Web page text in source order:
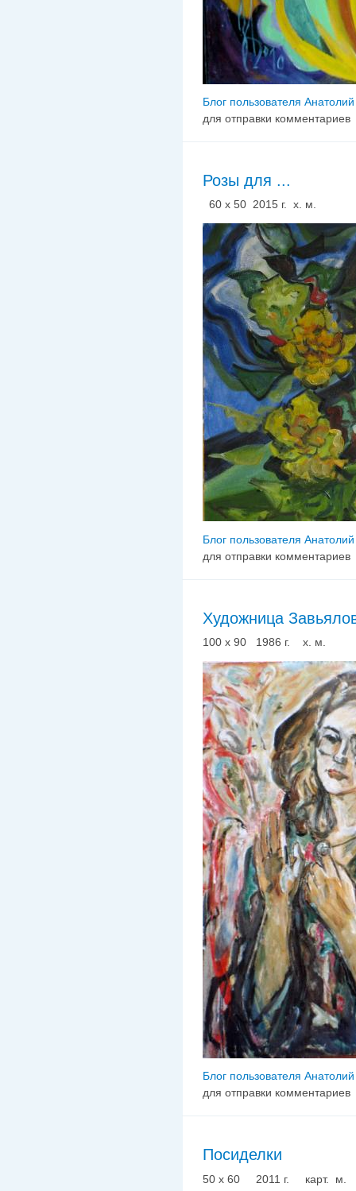
Блог пользователя
для отправки комментариев
Розы для ...
60 х 50 2015 г. х. м.
Блог пользователя
для отправки комментариев
Художница
100 х 90 1986 г. х. м.
Блог пользователя
для отправки комментариев
Посиделки
50 х 60 2011 г. карт. м.